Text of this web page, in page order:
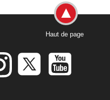
Haut de page